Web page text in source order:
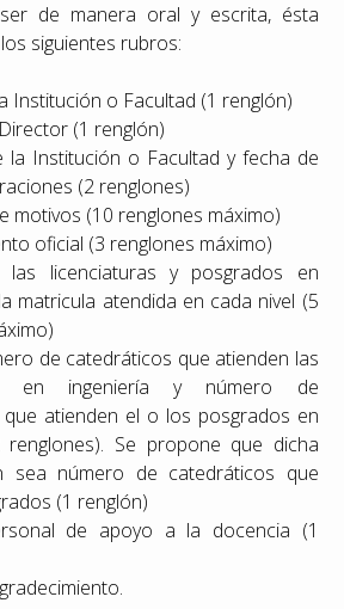
de manera oral y escrita, ésta
siguientes rubros:
Institución o Facultad (1 renglón)
(1 renglón)
la Institución o Facultad y fecha de
(2 renglones)
motivos (10 renglones máximo)
oficial (3 renglones máximo)
las licenciaturas y posgrados en
matricula atendida en cada nivel (5
de catedráticos que atienden las
en ingeniería y número de
atienden el o los posgrados en
renglones). Se propone que dicha
sea número de catedráticos que
(1 renglón)
de apoyo a la docencia (1